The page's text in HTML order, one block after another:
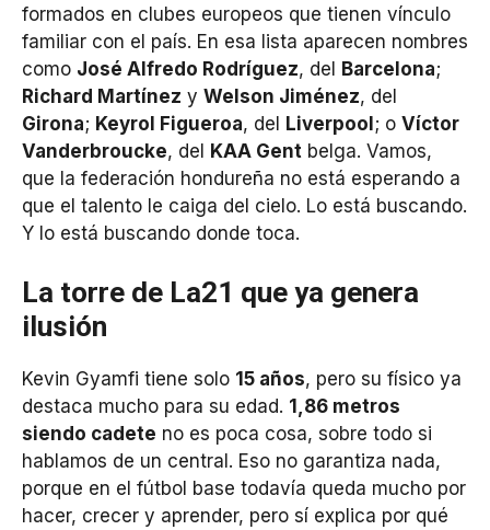
formados en clubes europeos que tienen vínculo
familiar con el país. En esa lista aparecen nombres
como José Alfredo Rodríguez, del Barcelona;
Richard Martínez y Welson Jiménez, del
Girona; Keyrol Figueroa, del Liverpool ; o Víctor
Vanderbroucke, del KAA Gent belga. Vamos,
que la federación hondureña no está esperando a
que el talento le caiga del cielo. Lo está buscando.
Y lo está buscando donde toca.
La torre de La21 que ya genera
ilusión
Kevin Gyamfi tiene solo 15 años, pero su físico ya
destaca mucho para su edad. 1,86 metros
siendo cadete no es poca cosa, sobre todo si
hablamos de un central. Eso no garantiza nada,
porque en el fútbol base todavía queda mucho por
hacer, crecer y aprender, pero sí explica por qué